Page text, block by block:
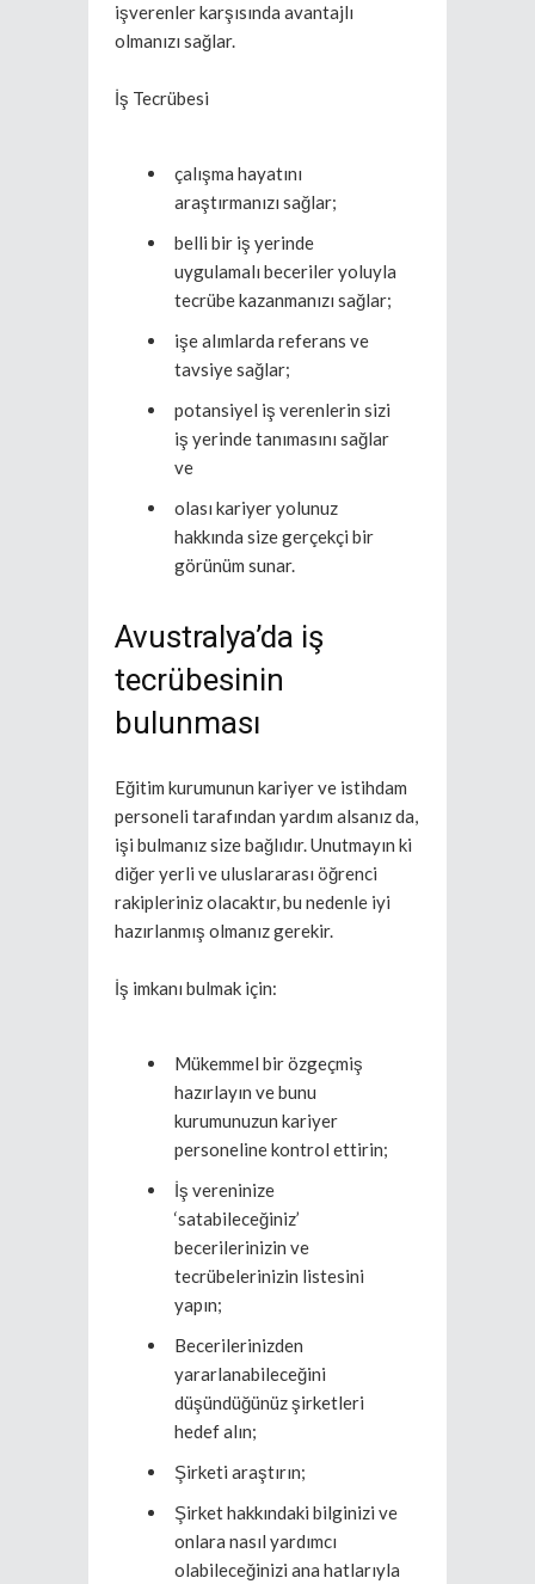
işverenler karşısında avantajlı
olmanızı sağlar.
İş Tecrübesi
çalışma hayatını
araştırmanızı sağlar;
belli bir iş yerinde
uygulamalı beceriler yoluyla
tecrübe kazanmanızı sağlar;
işe alımlarda referans ve
tavsiye sağlar;
potansiyel iş verenlerin sizi
iş yerinde tanımasını sağlar
ve
olası kariyer yolunuz
hakkında size gerçekçi bir
görünüm sunar.
Avustralya’da iş
tecrübesinin
bulunması
Eğitim kurumunun kariyer ve istihdam
personeli tarafından yardım alsanız da,
işi bulmanız size bağlıdır. Unutmayın ki
diğer yerli ve uluslararası öğrenci
rakipleriniz olacaktır, bu nedenle iyi
hazırlanmış olmanız gerekir.
İş imkanı bulmak için:
Mükemmel bir özgeçmiş
hazırlayın ve bunu
kurumunuzun kariyer
personeline kontrol ettirin;
İş vereninize
‘satabileceğiniz’
becerilerinizin ve
tecrübelerinizin listesini
yapın;
Becerilerinizden
yararlanabileceğini
düşündüğünüz şirketleri
hedef alın;
Şirketi araştırın;
Şirket hakkındaki bilginizi ve
onlara nasıl yardımcı
olabileceğinizi ana hatlarıyla